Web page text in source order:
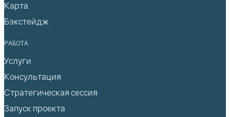
Карта
Бэкстейдж
РАБОТА
Услуги
Консультация
Стратегическая сессия
Запуск проекта